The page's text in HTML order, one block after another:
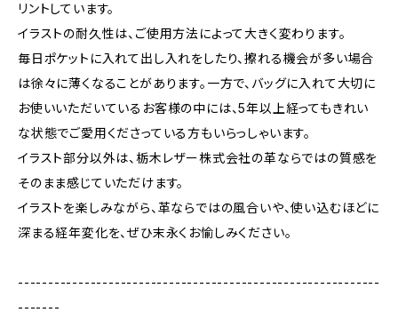
リントしています。
イラストの耐久性は、ご使用方法によって大きく変わります。
毎日ポケットに入れて出し入れをしたり、擦れる機会が多い場合
は徐々に薄くなることがあります。一方で、バッグに入れて大切に
お使いいただいているお客様の中には、5年以上経ってもきれい
な状態でご愛用くださっている方もいらっしゃいます。
イラスト部分以外は、栃木レザー株式会社の革ならではの質感を
そのまま感じていただけます。
イラストを楽しみながら、革ならではの風合いや、使い込むほどに
深まる経年変化を、ぜひ末永くお愉しみください。
------------------------------------------------------------
-------